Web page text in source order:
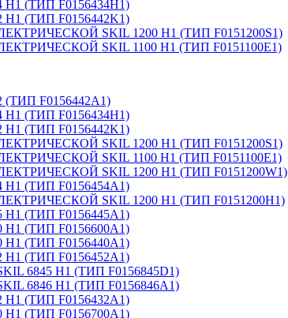
(ТИП F0156434H1)
(ТИП F0156442K1)
SKIL 1200 H1 (ТИП F0151200S1)
SKIL 1100 H1 (ТИП F0151100E1)
F0156442A1)
(ТИП F0156434H1)
(ТИП F0156442K1)
SKIL 1200 H1 (ТИП F0151200S1)
SKIL 1100 H1 (ТИП F0151100E1)
SKIL 1200 H1 (ТИП F0151200W1)
(ТИП F0156454A1)
SKIL 1200 H1 (ТИП F0151200H1)
(ТИП F0156445A1)
(ТИП F0156600A1)
(ТИП F0156440A1)
(ТИП F0156452A1)
6845 H1 (ТИП F0156845D1)
6846 H1 (ТИП F0156846A1)
(ТИП F0156432A1)
(ТИП F0156700A1)